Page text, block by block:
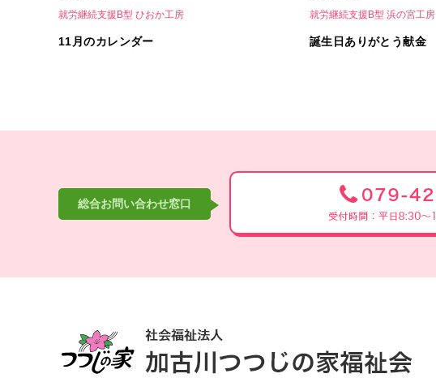
就労継続支援B型 ひおか工房
11月のカレンダー
就労継続支援B型 浜の宮工房
誕生日ありがとう献金
総合お問い合わせ窓口